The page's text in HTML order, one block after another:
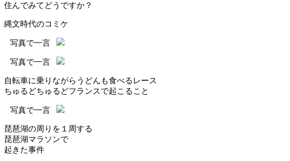
住んでみてどうですか？
縄文時代のコミケ
写真で一言
写真で一言
自転車に乗りながらうどんも食べるレース
ちゅるどちゅるどフランスで起こること
写真で一言
琵琶湖の周りを１周する
琵琶湖マラソンで
起きた事件